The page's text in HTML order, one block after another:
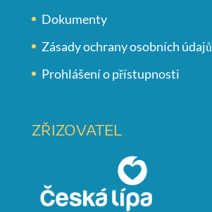
Dokumenty
Zásady ochrany osobních údajů
Prohlášení o přístupnosti
ZŘIZOVATEL